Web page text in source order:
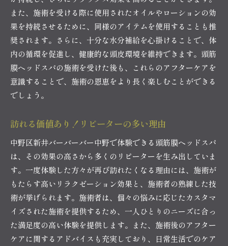
また、施術を受ける際に使用されたオイルやローションの効
果を持続させるために、同様のアイテムを使用することも推
奨されます。さらに、十分な水分補給を心掛けることで、体
内の循環を促進し、健康的な頭皮環境を維持できます。頭筋
膜ヘッドスパの施術を受けた後も、これらのアフターケアを
意識することで、施術の恩恵をより長く楽しむことができる
でしょう。
訪れる価値あり！リピーターの多い理由
中野区新井バーバーバー中野で体験できる頭筋膜ヘッドスパ
は、その効果の高さから多くのリピーターを生み出していま
す。一度体験した方々が再び訪れたくなる理由には、施術が
もたらす高いリラクゼーション効果と、施術者の熟練した技
術が挙げられます。施術者は、個々の悩みに応じたカスタマ
イズされた施術を提供するため、一人ひとりのニーズに合っ
た満足度の高い体験を提供します。また、施術後のアフター
ケアに関するアドバイスも充実しており、日常生活でのケア